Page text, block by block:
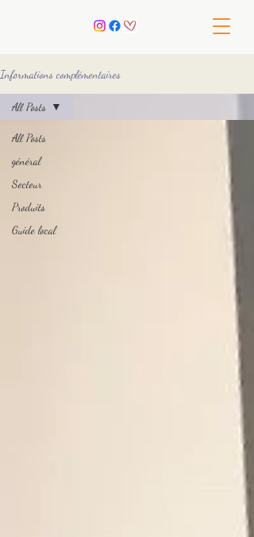
Informations complémentaires
All Posts
général
Secteur
Produits
Guide local
All Posts